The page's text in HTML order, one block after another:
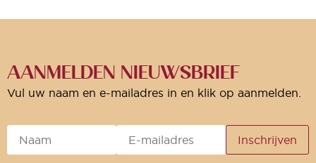
AANMELDEN NIEUWSBRIEF
Vul uw naam en e-mailadres in en klik op aanmelden.